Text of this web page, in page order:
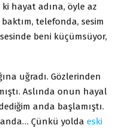
ki hayat adına, öyle az
telefonda, sesim
beni küçümsüyor,
uğradı. Gözlerinden
Aslında onun hayal
anda başlamıştı.
anda… Çünkü yolda eski